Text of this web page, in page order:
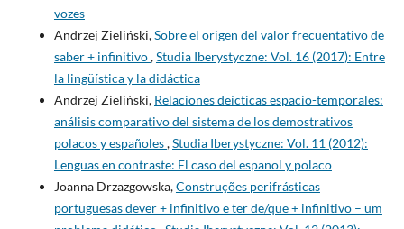
vozes
Andrzej Zieliński,Sobre el origen del valor frecuentativo de
saber + infinitivo,Studia Iberystyczne: Vol. 16 (2017): Entre
la lingüística y la didáctica
Andrzej Zieliński, Relaciones deícticas espacio-temporales:
análisis comparativo del sistema de los demostrativos
polacos y españoles,Studia Iberystyczne: Vol. 11 (2012):
Lenguas en contraste: El caso del espanol y polaco
Joanna Drzazgowska,Construções perifrásticas
portuguesas dever + infinitivo e ter de/que + infinitivo – um